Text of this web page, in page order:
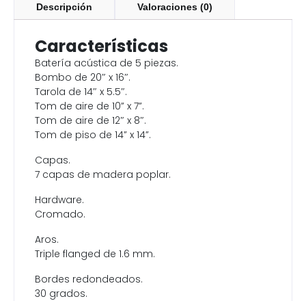
Descripción Valoraciones (0)
Características
Batería acústica de 5 piezas.
Bombo de 20″ x 16″.
Tarola de 14″ x 5.5″.
Tom de aire de 10” x 7”.
Tom de aire de 12″ x 8″.
Tom de piso de 14” x 14”.
Capas.
7 capas de madera poplar.
Hardware.
Cromado.
Aros.
Triple flanged de 1.6 mm.
Bordes redondeados.
30 grados.